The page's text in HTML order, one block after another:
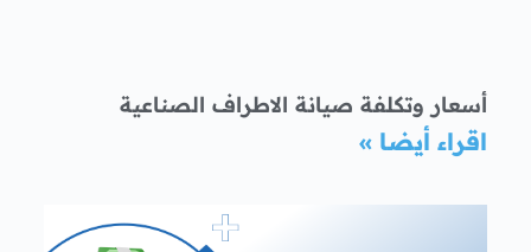
أسعار وتكلفة صيانة الاطراف الصناعية
اقراء أيضا »